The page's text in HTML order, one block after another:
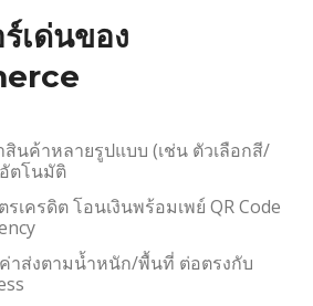
เด่นของ
สินค้าหลายรูปแบบ (เช่น ตัวเลือกสี/
ตโนมัติ
รเครดิต โอนเงินพร้อมเพย์ QR Code
าส่งตามน้ำหนัก/พื้นที่ ต่อตรงกับ